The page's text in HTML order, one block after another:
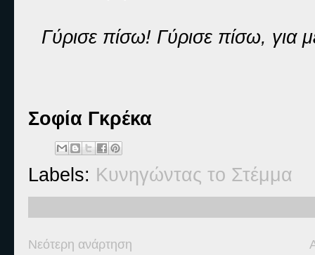
Γύρισε πίσω! Γύρισε πίσω, για
Σοφία Γκρέκα
Labels: Κυνηγώντας το Στέμμα
Νεότερη ανάρτηση